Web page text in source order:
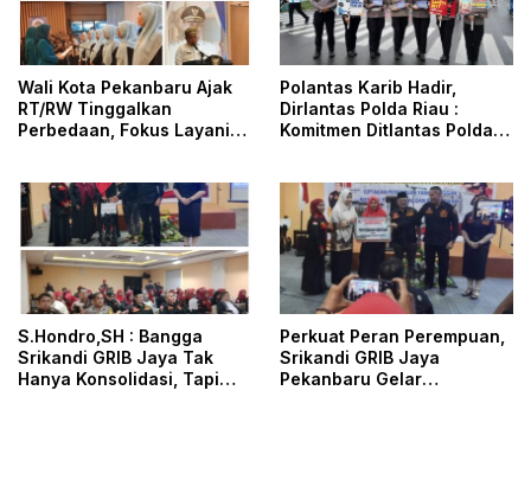
Wali Kota Pekanbaru Ajak
RT/RW Tinggalkan
Perbedaan, Fokus Layani
Polantas Karib Hadir,
Dirlantas Polda Riau :
Komitmen Ditlantas Polda
dan Edukasi Kepada
Masyarakat
S.Hondro,SH : Bangga
Srikandi GRIB Jaya Tak
Hanya Konsolidasi, Tapi
Perkuat Peran Perempuan,
Srikandi GRIB Jaya
Pekanbaru Gelar